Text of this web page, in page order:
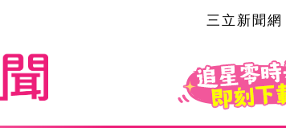
三立新聞網